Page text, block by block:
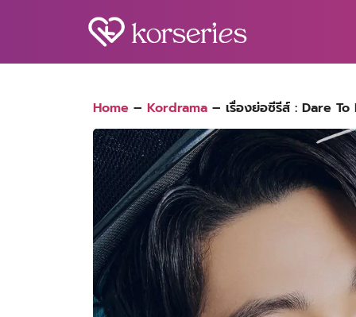
Home – Kordrama – เรื่องย่อซีรีส์ : Dare